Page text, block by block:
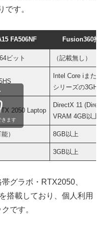
です。
FA506NF Fusion360推
ビット （記載無し）
Intel Core iまた
シリーズの3GHz
2050 Laptop
DirectX 11
VRAM 4GB以上
） 8GB以上
3GB以上
きます
グラボ・RTX2050、
搭載しており、個人利用
です。